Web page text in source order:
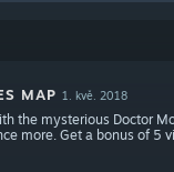
MAP 1. kvě. 2018
the mysterious Doctor
more. Get a bonus of 5